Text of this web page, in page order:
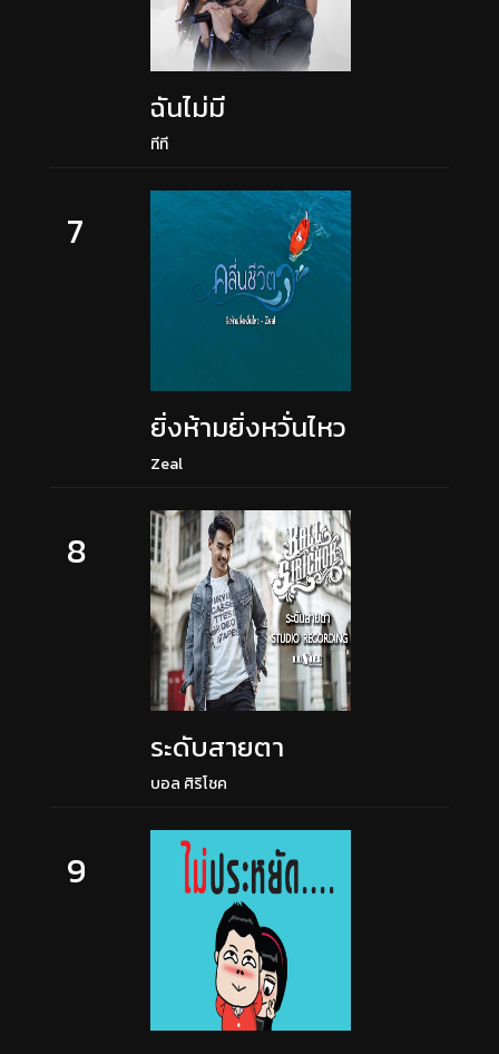
ฉันไม่มี
ทีที
7
ยิ่งห้ามยิ่งหวั่นไหว
Zeal
8
ระดับสายตา
บอล ศิริโชค
9